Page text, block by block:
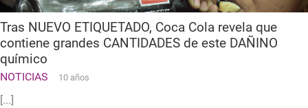
Tras NUEVO ETIQUETADO, Coca Cola revela que
contiene grandes CANTIDADES de este DAÑINO
químico
NOTICIAS 10 años
[...]